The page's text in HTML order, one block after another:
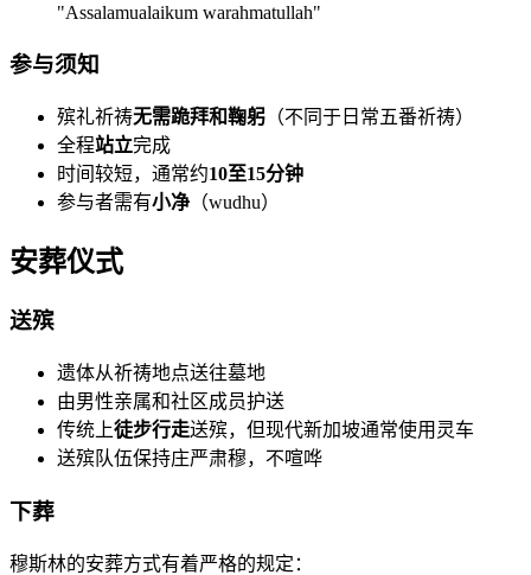
"Assalamualaikum warahmatullah"
参与须知
殡礼祈祷无需跪拜和鞠躬 （不同于日常五番祈祷）
全程站立完成
时间较短，通常约10至15分钟
参与者需有小净 （wudhu）
安葬仪式
送殡
遗体从祈祷地点送往墓地
由男性亲属和社区成员护送
传统上徒步行走送殡，但现代新加坡通常使用灵车
送殡队伍保持庄严肃穆，不喧哗
下葬
穆斯林的安葬方式有着严格的规定：